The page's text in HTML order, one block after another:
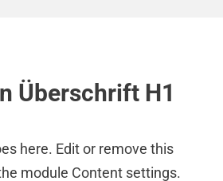
Überschrift H1
here. Edit or remove this
module Content settings.